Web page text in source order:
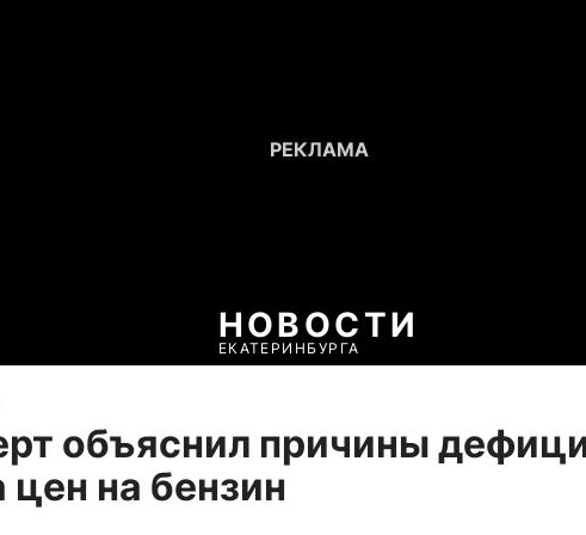
НОВОСТИ
ЕКАТЕРИНБУРГА
объяснил причины
цен на бензин